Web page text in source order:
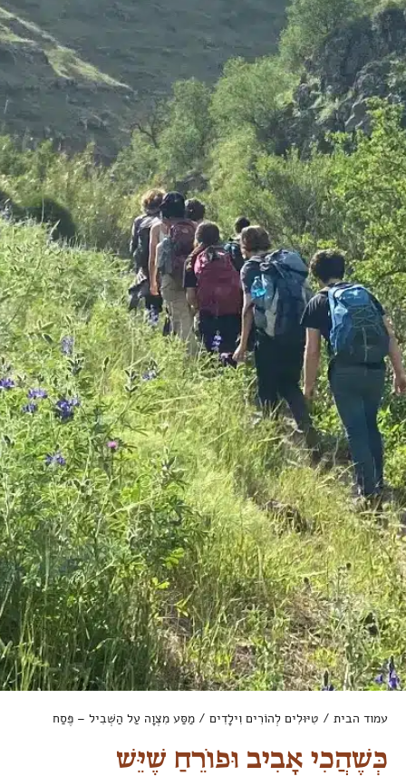
עמוד הבית / טִיּוּלִים לְהוֹרִים וִילָדִים / מַסַּע מִצְוָה עַל הַשְּׁבִיל – פֶּסַח
כְּשֶׁהֲכִי אָבִיב וּפוֹרֵחַ שֶׁיֵּשׁ